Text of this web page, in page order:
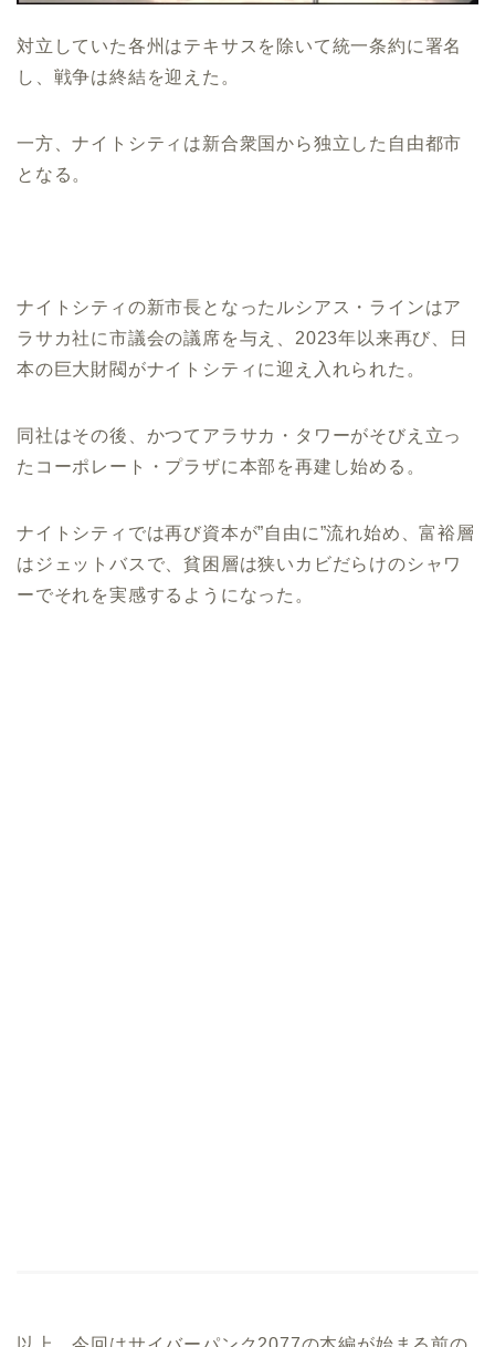
対立していた各州はテキサスを除いて統一条約に署名
し、戦争は終結を迎えた。
一方、ナイトシティは新合衆国から独立した自由都市
となる。
ナイトシティの新市長となったルシアス・ラインはア
ラサカ社に市議会の議席を与え、2023年以来再び、日
本の巨大財閥がナイトシティに迎え入れられた。
同社はその後、かつてアラサカ・タワーがそびえ立っ
たコーポレート・プラザに本部を再建し始める。
ナイトシティでは再び資本が”自由に”流れ始め、富裕層
はジェットバスで、貧困層は狭いカビだらけのシャワ
ーでそれを実感するようになった。